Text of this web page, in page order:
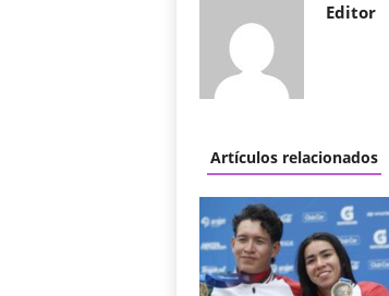
Editor
Artículos relacionados